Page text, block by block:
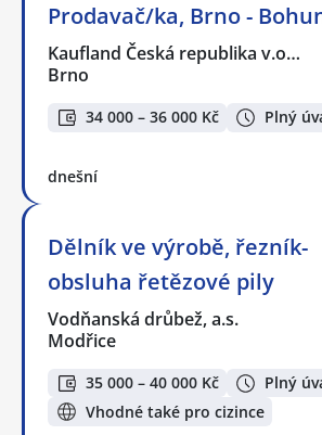
Prodavač/ka, Brno -
Kaufland Česká republika v.o…
Brno
34 000 – 36 000 Kč Plný
dnešní
Dělník ve výrobě, řezník-
obsluha řetězové pily
Vodňanská drůbež, a.s.
Modřice
35 000 – 40 000 Kč
Plný
Vhodné také pro cizince